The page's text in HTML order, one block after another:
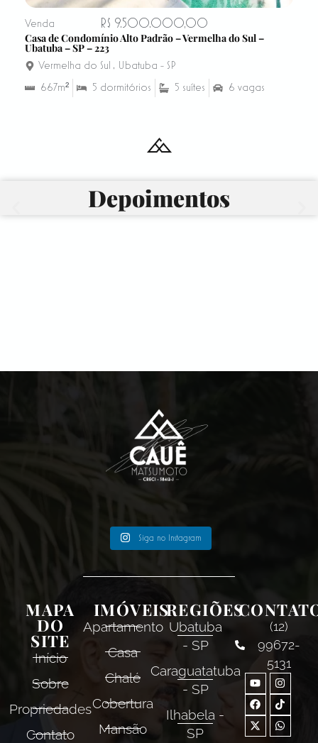
Venda
R$ 9.500.000,00
Casa de Condomínio Alto Padrão – Vermelha do Sul –
Ubatuba – SP – 223
Vermelha do Sul , Ubatuba - SP
667m²
5 dormitórios 5 suítes 6 vagas
Depoimentos
Siga no Instagram
MAPA
DO
SITE
Início
Sobre
Propriedades
Contato
IMÓVEIS
Apartamento
Casa
Chalé
Cobertura
Mansão
REGIÕES
Ubatuba
- SP
Caraguatatuba
- SP
Ilhabela -
SP
(12)
99672-
5131